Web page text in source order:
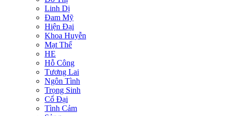
Linh Dị
Đam Mỹ
Hiện Đại
Khoa Huyễn
Mạt Thế
HE
Hỗ Công
Tương Lai
Ngôn Tình
Trọng Sinh
Cổ Đại
Tình Cảm